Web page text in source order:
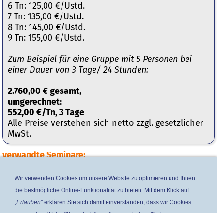
6 Tn: 125,00 €/Ustd.
7 Tn: 135,00 €/Ustd.
8 Tn: 145,00 €/Ustd.
9 Tn: 155,00 €/Ustd.
Zum Beispiel für eine Gruppe mit 5 Personen bei
einer Dauer von 3 Tage/ 24 Stunden:
2.760,00 € gesamt,
umgerechnet:
552,00 €/Tn, 3 Tage
Alle Preise verstehen sich netto zzgl. gesetzlicher
MwSt.
verwandte Seminare:
Word VBA-Programmierung
Word Layoutgestaltung
Wir verwenden Cookies um unsere Website zu optimieren und Ihnen
die bestmögliche Online-Funktionalität zu bieten. Mit dem Klick auf
„Erlauben“erklären Sie sich damit einverstanden, dass wir Cookies